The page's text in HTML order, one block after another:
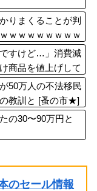
りまくることが判
ｗｗｗｗｗｗｗｗ
ですけど…」消費減
商品を値上げして
50万人の不法移民
教訓と [蚤の市★]
の30〜90万円と
のセール情報